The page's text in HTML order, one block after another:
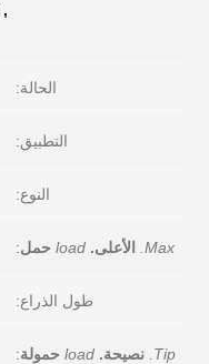
,
الحالة:
التطبيق:
النوع:
Max. الأعلى. load حمل:
طول الذراع:
Tip. نصيحة. load حمولة: